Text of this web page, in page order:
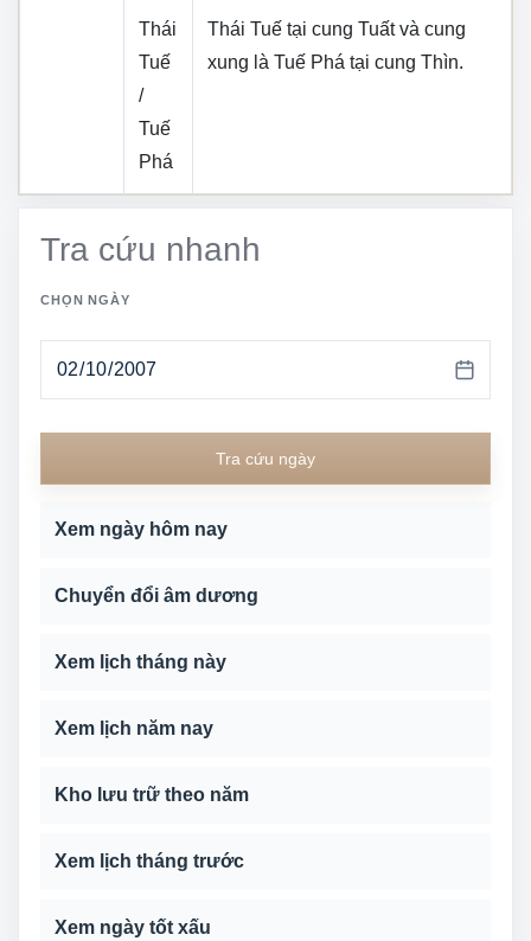
Thái
Tuế
/
Tuế
Phá
Thái Tuế tại cung Tuấtvà cung
xung là Tuế Phá tại cung Thìn.
Tra cứu nhanh
CHỌN NGÀY
Tra cứu ngày
Xem ngày hôm nay
Chuyển đổi âm dương
Xem lịch tháng này
Xem lịch năm nay
Kho lưu trữ theo năm
Xem lịch tháng trước
Xem ngày tốt xấu